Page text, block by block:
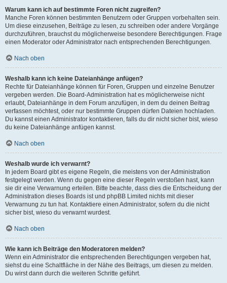
Warum kann ich auf bestimmte Foren nicht zugreifen?
Manche Foren können bestimmten Benutzern oder Gruppen vorbehalten sein.
Um diese einzusehen, Beiträge zu lesen, zu schreiben oder andere Vorgänge
durchzuführen, brauchst du möglicherweise besondere Berechtigungen. Frage
einen Moderator oder Administrator nach entsprechenden Berechtigungen.
Nach oben
Weshalb kann ich keine Dateianhänge anfügen?
Rechte für Dateianhänge können für Foren, Gruppen und einzelne Benutzer
vergeben werden. Die Board-Administration hat es möglicherweise nicht
erlaubt, Dateianhänge in dem Forum anzufügen, in dem du deinen Beitrag
verfassen möchtest, oder nur bestimmte Gruppen dürfen Dateien hochladen.
Du kannst einen Administrator kontaktieren, falls du dir nicht sicher bist, wieso
du keine Dateianhänge anfügen kannst.
Nach oben
Weshalb wurde ich verwarnt?
In jedem Board gibt es eigene Regeln, die meistens von der Administration
festgelegt werden. Wenn du gegen eine dieser Regeln verstoßen hast, kann
sie dir eine Verwarnung erteilen. Bitte beachte, dass dies die Entscheidung der
Administration dieses Boards ist und phpBB Limited nichts mit dieser
Verwarnung zu tun hat. Kontaktiere einen Administrator, sofern du die nicht
sicher bist, wieso du verwarnt wurdest.
Nach oben
Wie kann ich Beiträge den Moderatoren melden?
Wenn ein Administrator die entsprechenden Berechtigungen vergeben hat,
siehst du eine Schaltfläche in der Nähe des Beitrags, um diesen zu melden.
Du wirst dann durch die weiteren Schritte geführt.